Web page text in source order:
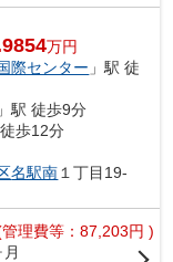
万円
際センター 」駅 徒
」駅 徒歩9分
徒歩12分
名駅南 １丁目19-
理費等：87,203円 )